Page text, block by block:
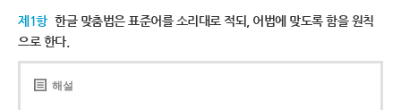
제1항 한글 맞춤법은 표준어를 소리대로 적되, 어법에 맞도록 함을 원칙
으로 한다.
해설